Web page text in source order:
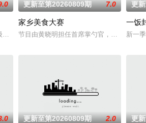
新一季在延续经典的同时，将有全新的30位破
更新至第20260809期 7.0
家乡美食大赛
节目由黄晓明担任首席掌勺官，李维嘉与
更
一饭
新一
更新至第20260809期 2.0 更